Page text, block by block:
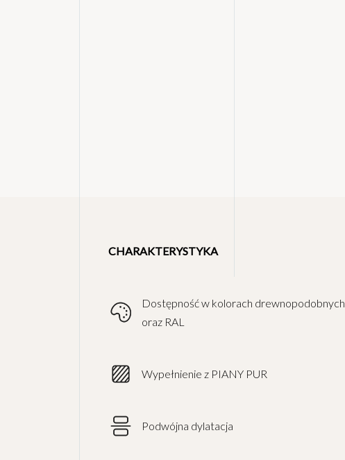
CHARAKTERYSTYKA
Dostępność w kolorach drewnopodobnych
oraz RAL
Wypełnienie z PIANY PUR
Podwójna dylatacja